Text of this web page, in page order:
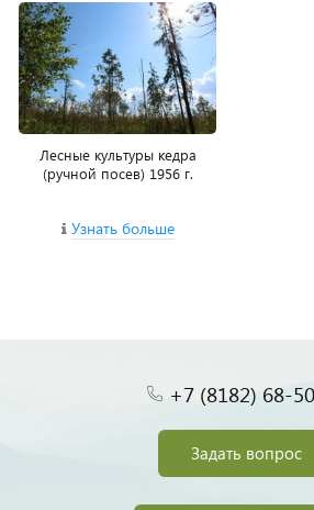
Лесные культуры кедра
(ручной посев) 1956 г.
Узнать больше
+7 (8182) 68-
Задать вопрос